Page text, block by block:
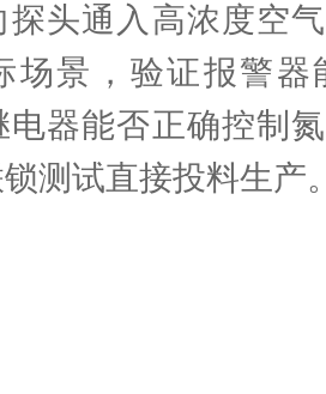
探头通入高浓度空
场景，验证报警器
电器能否正确控制
测试直接投料生产